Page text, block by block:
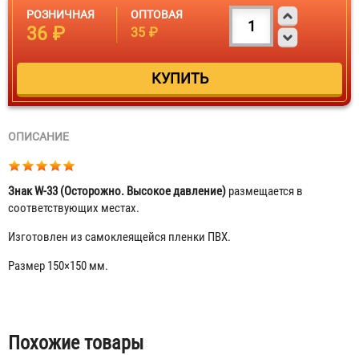
РОЗНИЧНАЯ
36 ₽
ОПТОВАЯ
35 ₽
ОПИСАНИЕ
Знак W-33 (Осторожно. Высокое давление) размещается в
соответствующих местах.
Изготовлен из самоклеящейся пленки ПВХ.
Размер 150×150 мм.
Табы
Похожие товары